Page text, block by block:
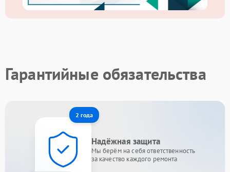
Гарантийные обязательства
2 года
Надёжная защита
Мы берём на себя ответственность
за качество каждого ремонта